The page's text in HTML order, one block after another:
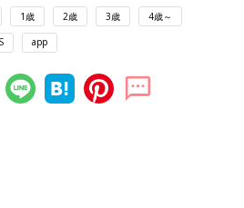
いる最中に、ほかの遊びに夢中にな
とがよくあるんですが、このボック
によって、子どももママ・パパもクレ
になります。※付属している緑のすの
す。
1歳 2歳 3歳 4歳～
app